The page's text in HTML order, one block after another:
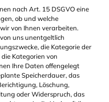
nach Art. 15 DSGVO eine
ob und welche
von Ihnen verarbeiten.
uns unentgeltlich
die Kategorie der
Kategorien von
Ihre Daten offengelegt
Speicherdauer, das
Löschung,
oder Widerspruch, das